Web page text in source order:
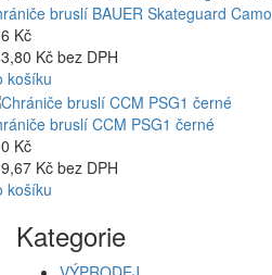
bruslí BAUER Skateguard Camo
Kč
Kč bez DPH
košíku
bruslí CCM PSG1 černé
Kč
Kč bez DPH
košíku
Kategorie